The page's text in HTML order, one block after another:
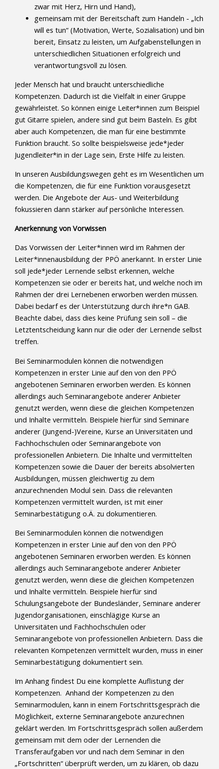
zwar mit Herz, Hirn und Hand),
gemeinsam mit der Bereitschaft zum Handeln - „Ich
will es tun“ (Motivation, Werte, Sozialisation) und bin
bereit, Einsatz zu leisten, um Aufgabenstellungen in
unterschiedlichen Situationen erfolgreich und
verantwortungsvoll zu lösen.
Jeder Mensch hat und braucht unterschiedliche
Kompetenzen. Dadurch ist die Vielfalt in einer Gruppe
gewährleistet. So können einige Leiter*innen zum Beispiel
gut Gitarre spielen, andere sind gut beim Basteln. Es gibt
aber auch Kompetenzen, die man für eine bestimmte
Funktion braucht. So sollte beispielsweise jede*jeder
Jugendleiter*in in der Lage sein, Erste Hilfe zu leisten.
In unseren Ausbildungswegen geht es im Wesentlichen um
die Kompetenzen, die für eine Funktion vorausgesetzt
werden. Die Angebote der Aus- und Weiterbildung
fokussieren dann stärker auf persönliche Interessen.
Anerkennung von Vorwissen
Das Vorwissen der Leiter*innen wird im Rahmen der
Leiter*innenausbildung der PPÖ anerkannt. In erster Linie
soll jede*jeder Lernende selbst erkennen, welche
Kompetenzen sie oder er bereits hat, und welche noch im
Rahmen der drei Lernebenen erworben werden müssen.
Dabei bedarf es der Unterstützung durch ihre*n GAB.
Beachte dabei, dass dies keine Prüfung sein soll – die
Letztentscheidung kann nur die oder der Lernende selbst
treffen.
Bei Seminarmodulen können die notwendigen
Kompetenzen in erster Linie auf den von den PPÖ
angebotenen Seminaren erworben werden. Es können
allerdings auch Seminarangebote anderer Anbieter
genutzt werden, wenn diese die gleichen Kompetenzen
und Inhalte vermitteln. Beispiele hierfür sind Seminare
anderer (Jungend-)Vereine, Kurse an Universitäten und
Fachhochschulen oder Seminarangebote von
professionellen Anbietern. Die Inhalte und vermittelten
Kompetenzen sowie die Dauer der bereits absolvierten
Ausbildungen, müssen gleichwertig zu dem
anzurechnenden Modul sein. Dass die relevanten
Kompetenzen vermittelt wurden, ist mit einer
Seminarbestätigung o.Ä. zu dokumentieren.
Bei Seminarmodulen können die notwendigen
Kompetenzen in erster Linie auf den von den PPÖ
angebotenen Seminaren erworben werden. Es können
allerdings auch Seminarangebote anderer Anbieter
genutzt werden, wenn diese die gleichen Kompetenzen
und Inhalte vermitteln. Beispiele hierfür sind
Schulungsangebote der Bundesländer, Seminare anderer
Jugendorganisationen, einschlägige Kurse an
Universitäten und Fachhochschulen oder
Seminarangebote von professionellen Anbietern. Dass die
relevanten Kompetenzen vermittelt wurden, muss in einer
Seminarbestätigung dokumentiert sein.
Im Anhang findest Du eine komplette Auflistung der
Kompetenzen. Anhand der Kompetenzen zu den
Seminarmodulen, kann in einem Fortschrittsgespräch die
Möglichkeit, externe Seminarangebote anzurechnen
geklärt werden. Im Fortschrittsgespräch sollen außerdem
gemeinsam mit dem oder der Lernenden die
Transferaufgaben vor und nach dem Seminar in den
„Fortschritten“ überprüft werden, um zu klären, ob dazu